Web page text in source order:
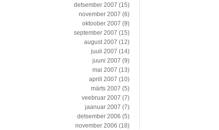
detsember 2007 (15)
november 2007 (6)
oktoober 2007 (9)
september 2007 (15)
august 2007 (12)
juuli 2007 (14)
juuni 2007 (9)
mai 2007 (13)
aprill 2007 (10)
märts 2007 (5)
veebruar 2007 (7)
jaanuar 2007 (7)
detsember 2006 (5)
november 2006 (18)